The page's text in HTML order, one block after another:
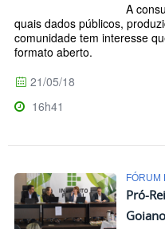
A
quais dados públicos,
comunidade tem interesse
formato aberto.
21/05/18
16h41
FÓRUM
Pró-
Goiano